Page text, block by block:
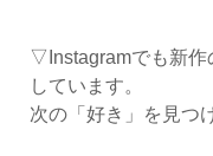
▽Instagramでも新作
しています。
次の「好き」を見つ